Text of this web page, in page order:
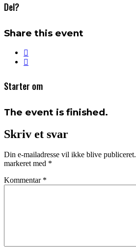
Del?
Share this event
Starter om
The event is finished.
Skriv et svar
Din e-mailadresse vil ikke blive publiceret.
markeret med *
Kommentar *